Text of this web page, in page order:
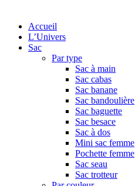
Accueil
L’Univers
Sac
Par type
Sac à main
Sac cabas
Sac banane
Sac bandoulière
Sac baguette
Sac besace
Sac à dos
Mini sac femme
Pochette femme
Sac seau
Sac trotteur